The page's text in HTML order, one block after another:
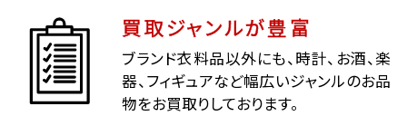
買取ジャンルが豊富
ブランド衣料品以外にも、時計、お酒、楽
器、フィギュアなど幅広いジャンルのお品
物をお買取りしております。